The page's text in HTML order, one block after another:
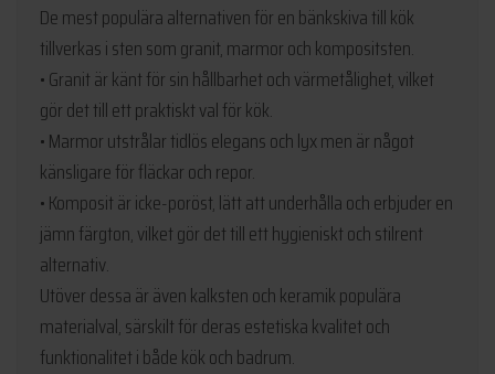
De mest populära alternativen för en bänkskiva till kök
tillverkas i sten som granit, marmor och kompositsten.
• Granit är känt för sin hållbarhet och värmetålighet, vilket
gör det till ett praktiskt val för kök.
• Marmor utstrålar tidlös elegans och lyx men är något
känsligare för fläckar och repor.
• Komposit är icke-poröst, lätt att underhålla och erbjuder en
jämn färgton, vilket gör det till ett hygieniskt och stilrent
alternativ.
Utöver dessa är även kalksten och keramik populära
materialval, särskilt för deras estetiska kvalitet och
funktionalitet i både kök och badrum.